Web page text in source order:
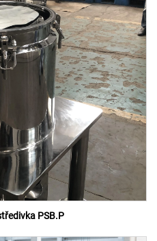
PSB.P